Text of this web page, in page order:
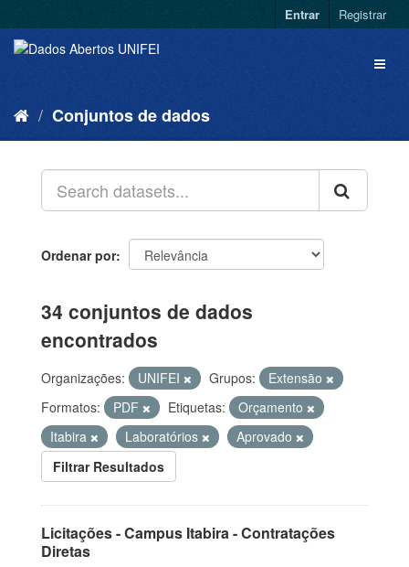
Entrar Registrar
Conjuntos de dados
Ordenar por
34 conjuntos de dados
encontrados
Organizações: UNIFEI Grupos:
Extensão
Formatos:
PDF Etiquetas:
Orçamento
Itabira
Laboratórios
Aprovado
Filtrar Resultados
Licitações - Campus Itabira - Contratações
Diretas